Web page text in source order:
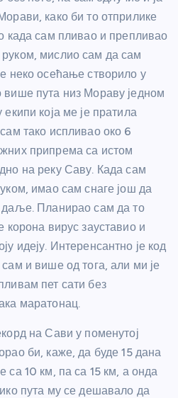
како би то отприлике
када сам пливао и препливао
мислио сам да сам
неко осећање створило у
пута низ Мораву једном
која ме је пратила
тако испливао око 6
припрема са истом
на реку Саву. Када сам
имао сам снаге још да
Планирао сам да то
корона вирус зауставио и
идеју. Интеренсантно је код
и више од тога, али ми је
пет сати без
маратонац.
на Сави у поменутој
би, каже, да буде 15 дана
са 10 км, па са 15 км, а онда
пута му се дешавало да